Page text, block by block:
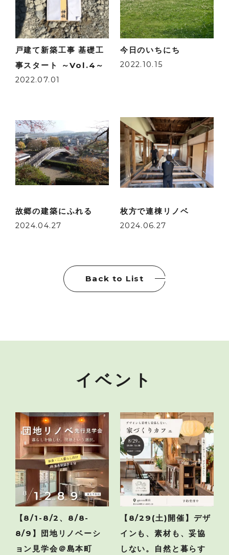
戸建て新築工事 基礎工
事スタート ～Vol.4～
2022.07.01
今日のいちにち
2022.10.15
故郷の建築にふれる
2024.04.27
枚方で連棟リノベ
2024.06.27
Back to List
イベント
【8/1-8/2、8/8-
8/9】団地リノベーシ
ョン見学会＠島本町
【8/29(土)開催】デザ
インも、素材も、妥協
しない。自然と暮らす